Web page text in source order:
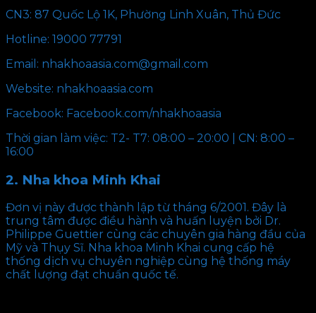
CN3: 87 Quốc Lộ 1K, Phường Linh Xuân, Thủ Đức
Hotline: 19000 77791
Email: nhakhoaasia.com@gmail.com
Website: nhakhoaasia.com
Facebook: Facebook.com/nhakhoaasia
Thời gian làm việc: T2- T7: 08:00 – 20:00 | CN: 8:00 –
16:00
2. Nha khoa Minh Khai
Đơn vị này được thành lập từ tháng 6/2001. Đây là
trung tâm được điều hành và huấn luyện bởi Dr.
Philippe Guettier cùng các chuyên gia hàng đầu của
Mỹ và Thụy Sĩ. Nha khoa Minh Khai cung cấp hệ
thống dịch vụ chuyên nghiệp cùng hệ thống máy
chất lượng đạt chuẩn quốc tế.